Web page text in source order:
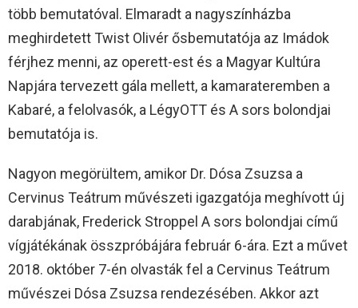
több bemutatóval. Elmaradt a nagyszínházba
meghirdetett Twist Olivér ősbemutatója az Imádok
férjhez menni, az operett-est és a Magyar Kultúra
Napjára tervezett gála mellett, a kamarateremben a
Kabaré, a felolvasók, a LégyOTT és A sors bolondjai
bemutatója is.
Nagyon megörültem, amikor Dr. Dósa Zsuzsa a
Cervinus Teátrum művészeti igazgatója meghívott új
darabjának, Frederick Stroppel A sors bolondjai című
vígjátékának összpróbájára február 6-ára. Ezt a művet
2018. október 7-én olvasták fel a Cervinus Teátrum
művészei Dósa Zsuzsa rendezésében. Akkor azt